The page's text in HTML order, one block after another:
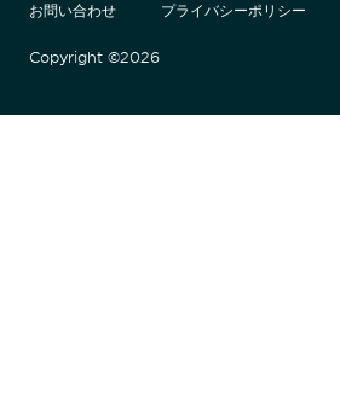
お問い合わせ
プライバシーポリシー
Copyright ©2026